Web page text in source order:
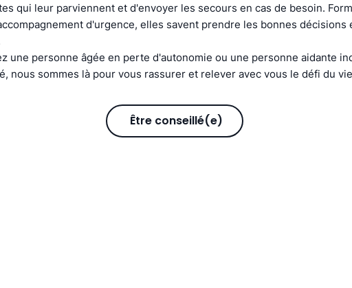
qui leur parviennent et d'envoyer les secours en cas de besoin.
d'urgence, elles savent prendre les bonnes décisions
une personne âgée en perte d'autonomie ou une personne aidante
nous sommes là pour vous rassurer et relever avec vous le défi du
Être conseillé(e)